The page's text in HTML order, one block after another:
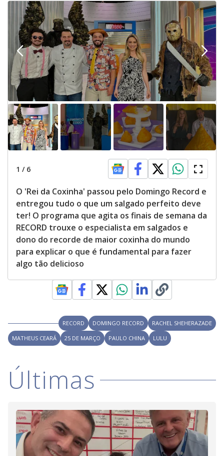
y
V
i
d
e
o
M
d
o
1 / 6
O 'Rei da Coxinha' passou pelo Domingo Record e
entregou tudo o que um salgado perfeito deve
ter! O programa que agita os finais de semana da
RECORD trouxe o especialista em salgados e
dono do recorde de maior coxinha do mundo
para explicar o que é fundamental para fazer
algo tão delicioso
RECORD DOMINGO RECORD
RACHEL SHEHERAZADE
MATHEUS CEARÁ
25 DE MARÇO PAULO CHINA LULU
Últimas